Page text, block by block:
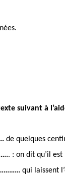
suivant à
de quelques
. : on dit qu’il est
qui laissent